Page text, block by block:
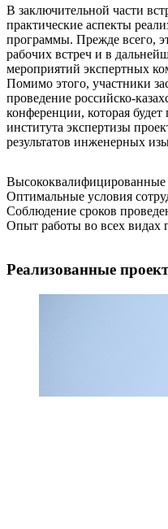
В заключительной части
практические аспекты
программы. Прежде всего,
рабочих встреч и в
мероприятий экспертных
Помимо этого, участники
проведение российско-
конференции, которая
института экспертизы
результатов инженерных
Высококвалифицированные
Оптимальные условия
Соблюдение сроков
Опыт работы во всех видах
Реализованные